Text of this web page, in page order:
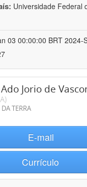
Universidade Federal
03 00:00:00 BRT 2024-
Ado Jorio de
TERRA
E-mail
Currículo